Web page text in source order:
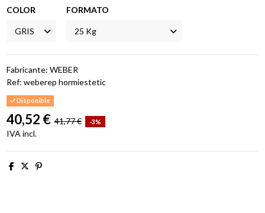
COLOR FORMATO
Fabricante: WEBER
Ref: weberep hormiestetic
Disponible
40,52 € 41,77 € -3%
IVA incl.